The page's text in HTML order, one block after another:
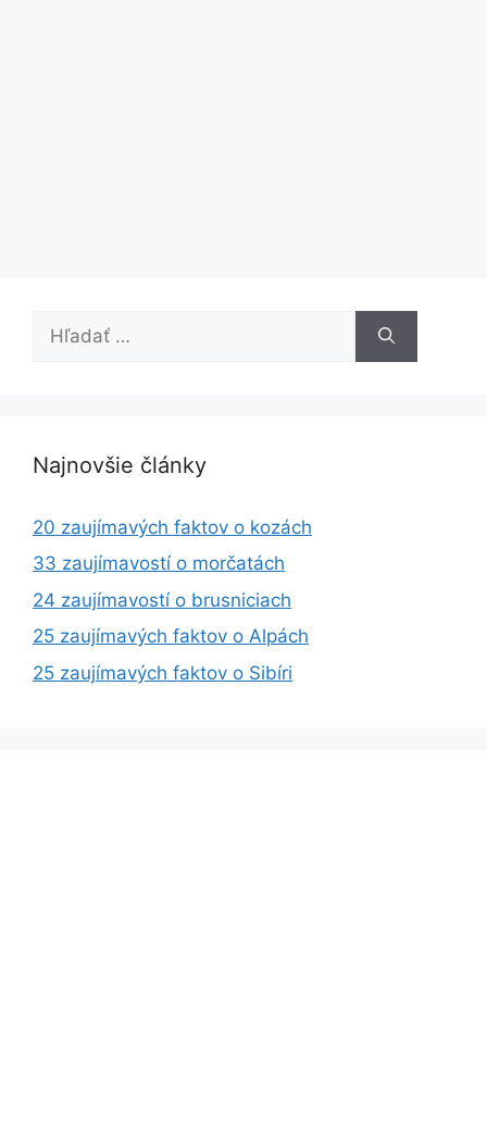
Najnovšie články
20 zaujímavých faktov o kozách
33 zaujímavostí o morčatách
24 zaujímavostí o brusniciach
25 zaujímavých faktov o Alpách
25 zaujímavých faktov o Sibíri